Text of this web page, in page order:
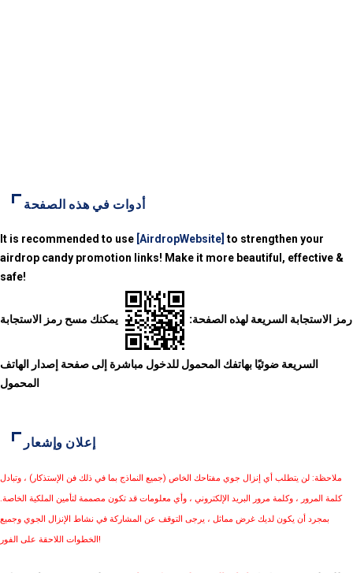
أدوات في هذه الصفحة
It is recommended to use [AirdropWebsite] to strengthen your
airdrop candy promotion links! Make it more beautiful, effective &
safe!
رمز الاستجابة السريعة لهذه الصفحة: يمكنك مسح رمز الاستجابة
السريعة ضوئيًا بهاتفك المحمول للدخول مباشرة إلى صفحة إصدار الهاتف
المحمول
إعلان وإشعار
ملاحظة: لن يتطلب أي إنزال جوي مفتاحك الخاص (جميع النماذج بما في ذلك فن الإستذكار) ، وتبادل
كلمة المرور ، وكلمة مرور البريد الإلكتروني ، وأي معلومات قد تكون مصممة لتأمين الملكية الخاصة.
بمجرد أن يكون لديك غرض مماثل ، يرجى التوقف عن المشاركة في نشاط الإنزال الجوي وجميع
الخطوات اللاحقة على الفور!